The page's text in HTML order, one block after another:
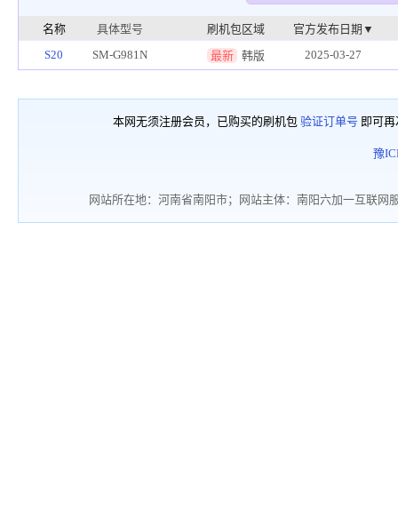
名称 具体型号 刷机包区域
官方发布日期▼
S20
SM-G981N 最新 韩版 2025-03-27
本网无须注册会员，已购买的刷机包 验证订单号 即可
豫
网站所在地：河南省南阳市；网站主体：南阳六加一互联